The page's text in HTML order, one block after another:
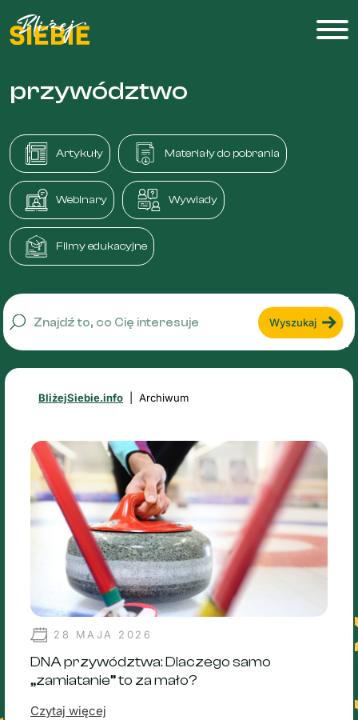
przywództwo
Artykuły Materiały do pobrania
Webinary Wywiady
Filmy edukacyjne
Wyszukaj
BliżejSiebie.info Archiwum
28 MAJA 2026
DNA przywództwa: Dlaczego samo
„zamiatanie” to za mało?
Czytaj więcej